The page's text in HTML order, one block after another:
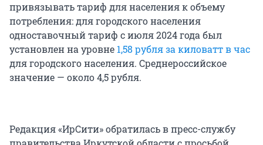
привязывать тариф для населения к объему
потребления: для городского населения
одноставочный тариф с июля 2024 года был
установлен на уровне 1,58 рубля за киловатт в час
для городского населения. Среднероссийское
значение — около 4,5 рубля.
Редакция «ИрСити» обратилась в пресс-службу